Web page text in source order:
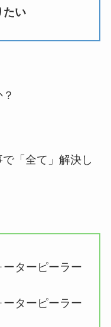
たい
「全て」解決し
ターピーラー
ターピーラー